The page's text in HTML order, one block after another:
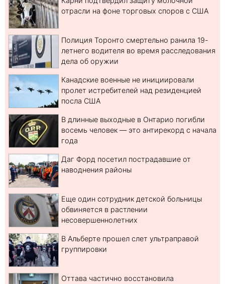
отрасли на фоне торговых споров с США
Полиция Торонто смертельно ранила 19-
летнего водителя во время расследования
дела об оружии
Канадские военные не инициировали
пролет истребителей над резиденцией
посла США
В длинные выходные в Онтарио погибли
восемь человек — это антирекорд с начала
года
Даг Форд посетил пострадавшие от
наводнения районы
Еще один сотрудник детской больницы
обвиняется в растлении
несовершеннолетних
В Альберте прошел слет ультраправой
группировки
Оттава частично восстановила